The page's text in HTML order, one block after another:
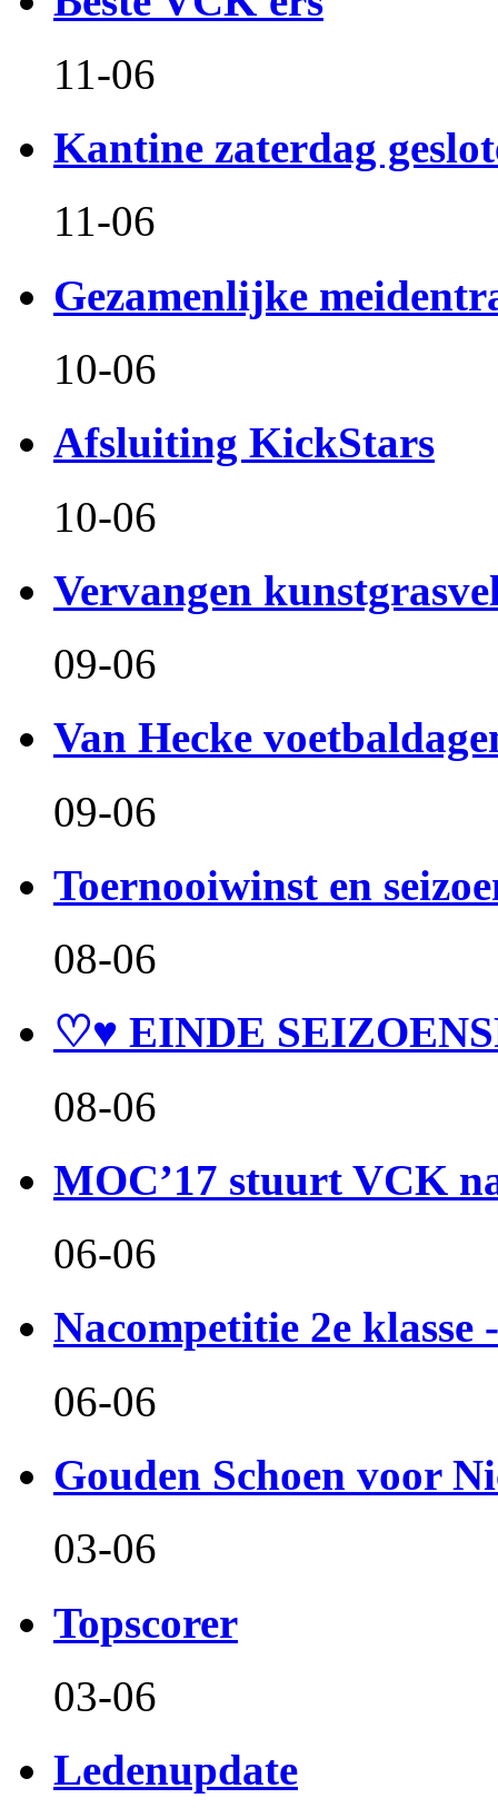
11-06
Kantine zaterdag
11-06
Gezamenlijke
10-06
Afsluiting KickStars
10-06
Vervangen
09-06
Van Hecke
09-06
Toernooiwinst en
08-06
♡♥ EINDE
08-06
MOC’17 stuurt VCK
06-06
Nacompetitie 2e klasse
06-06
Gouden Schoen voor
03-06
Topscorer
03-06
Ledenupdate